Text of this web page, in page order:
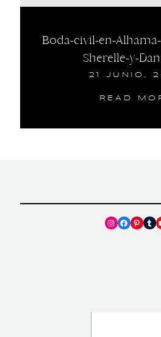
Boda-civil-en-
Sherelle-y-
21 JUNIO,
READ
Instagram
Facebook